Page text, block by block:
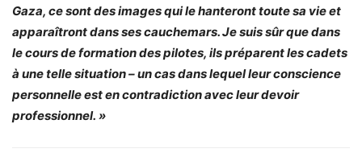
Gaza, ce sont des images qui le hanteront toute sa vie et
apparaîtront dans ses cauchemars. Je suis sûr que dans
le cours de formation des pilotes, ils préparent les cadets
à une telle situation – un cas dans lequel leur conscience
personnelle est en contradiction avec leur devoir
professionnel. »